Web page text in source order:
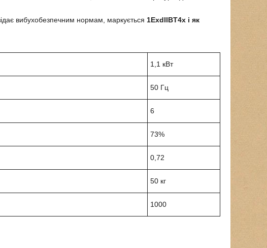
вибухобезпечним нормам, маркується 1ExdIIBT4х і як
1,1 кВт
50 Гц
6
73%
0,72
50 кг
1000